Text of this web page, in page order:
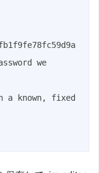
we
known, fixed